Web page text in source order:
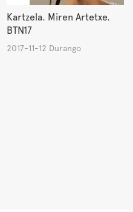
Kartzela. Miren Artetxe.
BTN17
2017-11-12 Durango